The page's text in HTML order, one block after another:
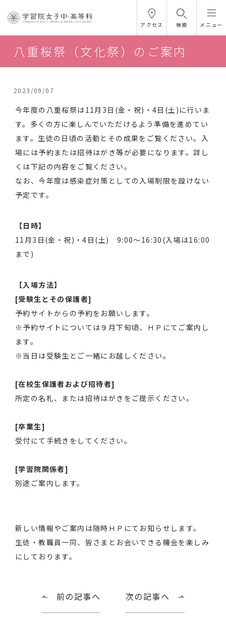
アクセス 検索 メニュー
八重桜祭（文化祭）のご案内
2023/09/07
今年度の八重桜祭は11月3日(金・祝)・4日(土)に行いま
す。多くの方に楽しんでいただけるよう準備を進めてい
ます。生徒の日頃の活動とその成果をご覧ください。入
場には予約または招待はがき等が必要になります。詳し
くは下記の内容をご覧ください。
なお、今年度は感染症対策としての入場制限を設けない
予定です。
【日時】
11月3日(金・祝)・4日(土) 9:00～16:30(入場は16:00
まで)
【入場方法】
[受験生とその保護者]
予約サイトからの予約をお願いします。
※予約サイトについては９月下旬頃、ＨＰにてご案内し
ます。
※当日は受験生とご一緒にお越しください。
[在校生保護者および招待者]
所定の名札、または招待はがきをご提示ください。
[卒業生]
受付にて手続きをしてください。
[学習院関係者]
別途ご案内します。
新しい情報やご案内は随時ＨＰにてお知らせします。
生徒・教職員一同、皆さまとお会いできる機会を楽しみ
にしております。
前の記事へ 次の記事へ